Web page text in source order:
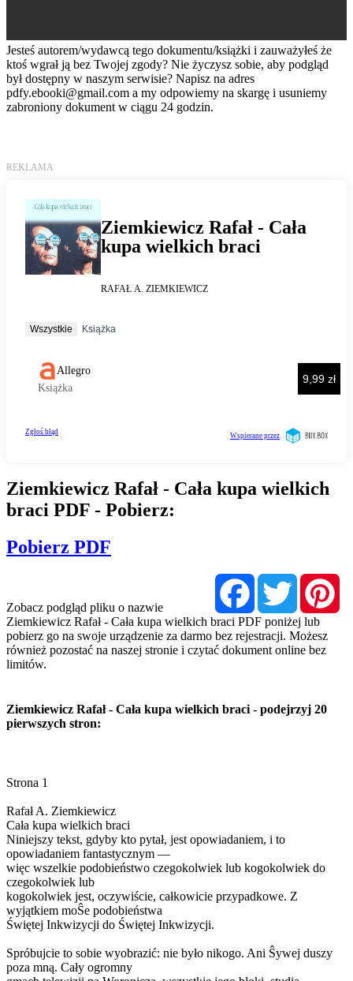
Jesteś autorem/wydawcą tego dokumentu/książki i zauważyłeś że
ktoś wgrał ją bez Twojej zgody? Nie życzysz sobie, aby podgląd
był dostępny w naszym serwisie? Napisz na adres
pdfy.ebooki@gmail.com a my odpowiemy na skargę i usuniemy
zabroniony dokument w ciągu 24 godzin.
Ziemkiewicz Rafał - Cała kupa wielkich
braci PDF - Pobierz:
Pobierz PDF
FacebookTwitter
Zobacz podgląd pliku o nazwie
Ziemkiewicz Rafał - Cała kupa wielkich braci PDF poniżej lub
pobierz go na swoje urządzenie za darmo bez rejestracji. Możesz
również pozostać na naszej stronie i czytać dokument online bez
limitów.
Ziemkiewicz Rafał - Cała kupa wielkich braci - podejrzyj 20
pierwszych stron: